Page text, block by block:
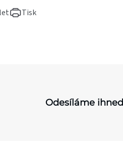
Tisk
Odesíláme ihned